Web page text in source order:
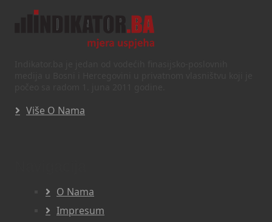
Više O Nama
O Nama
Impresum